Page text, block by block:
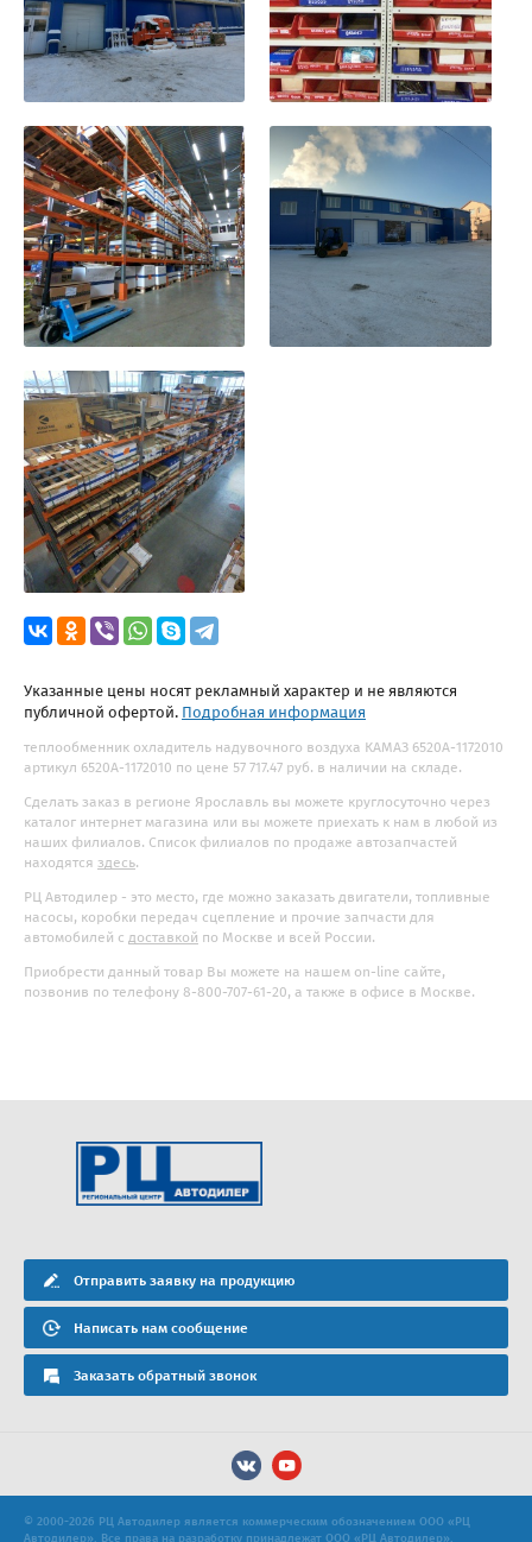
Указанные цены носят рекламный характер и не являются
публичной офертой. Подробная информация
теплообменник охладитель надувочного воздуха КАМАЗ 6520А-1172010
артикул 6520А-1172010 по цене 57 717.47 руб. в наличии на складе.
Сделать заказ в регионе Ярославль вы можете круглосуточно через
каталог интернет магазина или вы можете приехать к нам в любой из
наших филиалов. Список филиалов по продаже автозапчастей
находятся здесь.
РЦ Автодилер - это место, где можно заказать двигатели, топливные
насосы, коробки передач сцепление и прочие запчасти для
автомобилей с доставкой по Москве и всей России.
Приобрести данный товар Вы можете на нашем on-line сайте,
позвонив по телефону 8-800-707-61-20, а также в офисе в Москве.
Отправить заявку на продукцию
Написать нам сообщение
Заказать обратный звонок
© 2000-2026 РЦ Автодилер является коммерческим обозначением ООО «РЦ
Автодилер». Все права на разработку принадлежат ООО «РЦ Автодилер».